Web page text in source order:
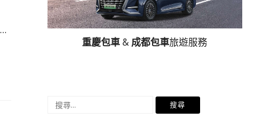
重慶包車& 成都包車旅遊服務
搜